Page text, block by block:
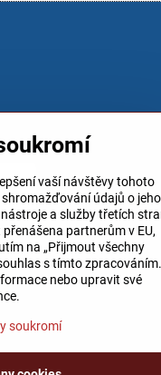
vaší návštěvy tohoto
údajů o jeho
a služby třetích
partnerům v EU,
na „Přijmout všechny
s tímto zpracováním.
nebo upravit své
soukromí